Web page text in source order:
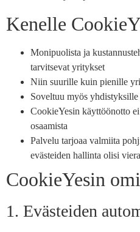
Kenelle
Monipuolista ja
tarvitsevat yritykset
Niin suurille kuin pienille
Soveltuu myös
CookieYesin käyttöönotto
osaamista
Palvelu tarjoaa valmiita
evästeiden hallinta olisi
CookieYesin
1. Evästeiden